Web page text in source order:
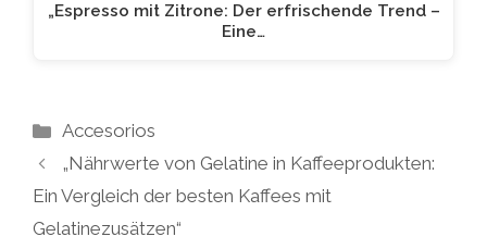
„Espresso mit Zitrone: Der erfrischende Trend –
Eine…
Kategorien
Accesorios
„Nährwerte von Gelatine in Kaffeeprodukten:
Ein Vergleich der besten Kaffees mit
Gelatinezusätzen“